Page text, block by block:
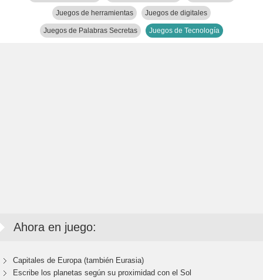
Juegos de herramientas Juegos de digitales
Juegos de Palabras Secretas Juegos de Tecnología
Ahora en juego:
Capitales de Europa (también Eurasia)
Escribe los planetas según su proximidad con el Sol